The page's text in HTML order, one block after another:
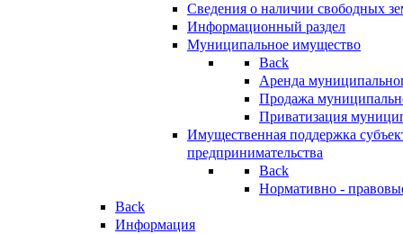
Сведения о наличии свободных
Информационный раздел
Муниципальное имущество
Back
Аренда
Продажа
Приватизация
Имущественная поддержка
предпринимательства
Back
Нормативно -
Back
Информация